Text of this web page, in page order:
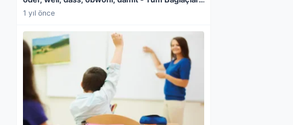
A1'den C1'e Örnekli Rehber
1 yıl önce